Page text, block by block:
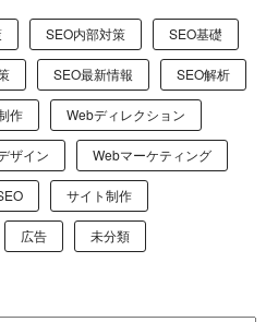
SEO内部対策 SEO基礎
SEO最新情報 SEO解析
作 Webディレクション
ザイン Webマーケティング
サイト制作
広告 未分類